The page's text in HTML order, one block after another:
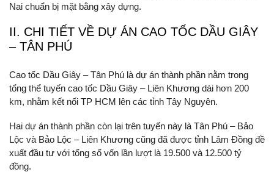
Nai chuẩn bị mặt bằng xây dựng.
II. CHI TIẾT VỀ DỰ ÁN CAO TỐC DẦU GIÂY
– TÂN PHÚ
Cao tốc Dầu Giây – Tân Phú là dự án thành phần nằm trong
tổng thể tuyến cao tốc Dầu Giây – Liên Khương dài hơn 200
km, nhằm kết nối TP HCM lên các tỉnh Tây Nguyên.
Hai dự án thành phần còn lại trên tuyến này là Tân Phú – Bảo
Lộc và Bảo Lộc – Liên Khương cũng đã được tỉnh Lâm Đồng đề
xuất đầu tư với tổng số vốn lần lượt là 19.500 và 12.500 tỷ
đồng.